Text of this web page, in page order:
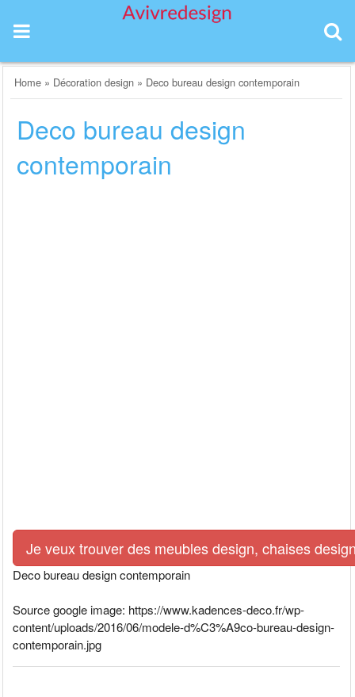
content
Home » Décoration design » Deco bureau design contemporain
Deco bureau design
contemporain
Je veux trouver des meubles design, chaises
Deco bureau design contemporain
Source google image: https://www.kadences-deco.fr/wp-
content/uploads/2016/06/modele-d%C3%A9co-bureau-design-
contemporain.jpg